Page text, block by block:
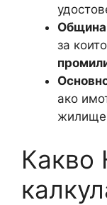
за
ако
Какво